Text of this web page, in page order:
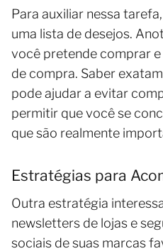
Para auxiliar nessa
uma lista de desejos.
você pretende comprar
de compra. Saber
pode ajudar a evitar
permitir que você se
que são realmente
Estratégias para
Outra estratégia
newsletters de lojas e
sociais de suas marcas